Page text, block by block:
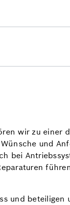
wir zu einer
und
bei
und beteiligen